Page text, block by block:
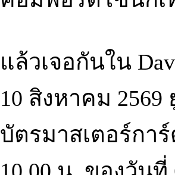
แล้วเจอกันใน
10 สิงหาคม
บัตรมาสเตอร์กา